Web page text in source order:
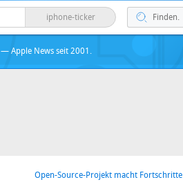
iphone-ticker
— Apple News seit 2001.
Open-Source-Projekt macht Fortschritte